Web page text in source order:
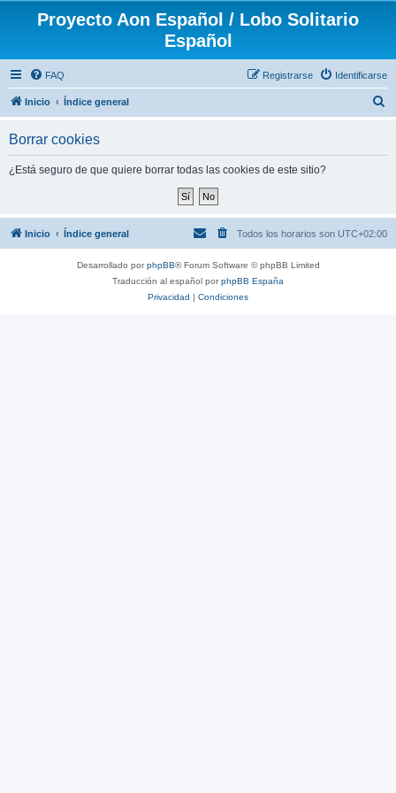
Proyecto Aon Español / Lobo Solitario
Español
FAQ Identificarse
Registrarse
Inicio Índice general
Borrar cookies
¿Está seguro de que quiere borrar todas las cookies de este sitio?
Inicio Índice general Todos los horarios son UTC+02:00
Desarrollado porphpBB® Forum Software © phpBB Limited
Traducción al español porphpBB España
Privacidad | Condiciones